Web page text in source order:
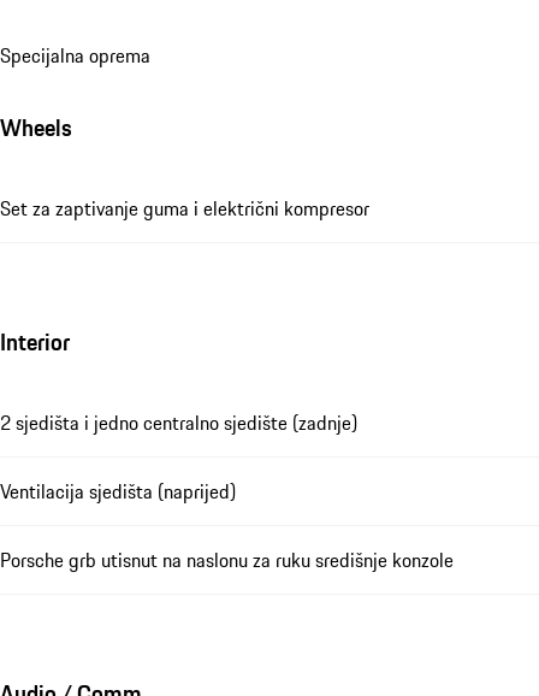
Specijalna oprema
Wheels
Set za zaptivanje guma i električni kompresor
Interior
2 sjedišta i jedno centralno sjedište (zadnje)
Ventilacija sjedišta (naprijed)
Porsche grb utisnut na naslonu za ruku središnje konzole